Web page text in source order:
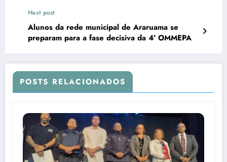
Next post
Alunos da rede municipal de Araruama se
preparam para a fase decisiva da 4ª OMMEPA
POSTS RELACIONADOS